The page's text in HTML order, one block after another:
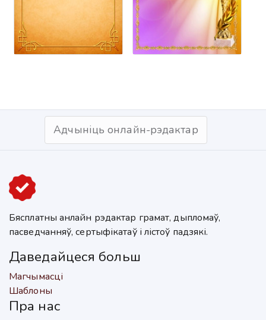
Адчыніць онлайн-рэдактар
Бясплатны анлайн рэдактар грамат, дыпломаў,
пасведчанняў, сертыфікатаў і лістоў падзякі.
Даведайцеся больш
Магчымасці
Шаблоны
Пра нас